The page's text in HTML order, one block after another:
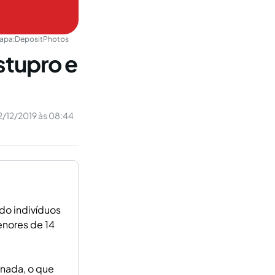
DepositPhotos
e
12/2019 às 08:44
indivíduos
de 14
o que